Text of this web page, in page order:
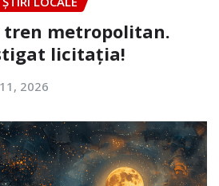
tren metropolitan.
licitația!
2026